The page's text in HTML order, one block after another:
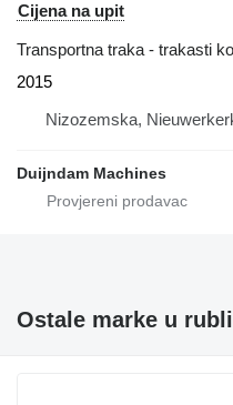
Cijena na upit
Transportna traka - trakasti
2015
Nizozemska,
Duijndam Machines
Ostale marke u